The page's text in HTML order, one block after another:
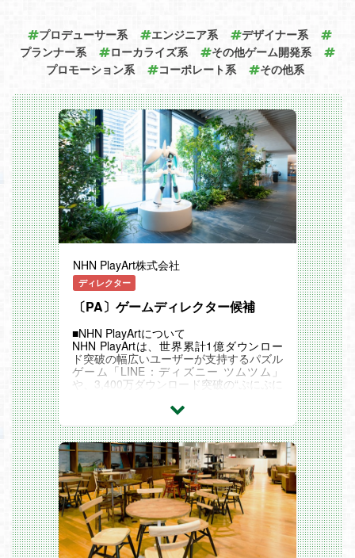
プロデューサー系 エンジニア系
デザイナー系
プランナー系
ローカライズ系
その他ゲーム開発系
プロモーション系
コーポレート系 その他系
NHN PlayArt株式会社
ディレクター
〔PA〕ゲームディレクター候補
■NHN PlayArtについて
NHN PlayArtは、世界累計1億ダウンロー
ド突破の幅広いユーザーが支持するパズル
ゲーム「LINE：ディズニー ツムツム」
や、3,400万ダウンロード突破の“ぷにぷに
に」、1,800万ダウンロードを突破のリア
ル対戦ゲーム「#コンパス 戦略摂理解析シ
ステム」などの人気スマートフォンゲーム
を開発しています。
「プレイしてすぐに楽しい」にとことんこ
だわる、面白さを追求しもっと面白いゲー
ムを作るために絶えず挑戦するクリエ―タ
ーの集団です。
今後もNHN PlayArtならではのオリジナリ
ティあふれるゲームの制作・開発を行い、
魅力的なサービスを世の中に生み出してい
きたいと考えております。